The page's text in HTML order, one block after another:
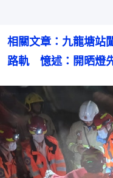
相關文章：九龍塘站
路軌　憶述：開晒燈